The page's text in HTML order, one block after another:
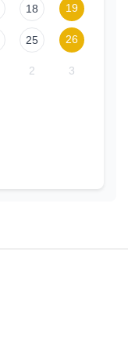
18 19
25 26
2 3